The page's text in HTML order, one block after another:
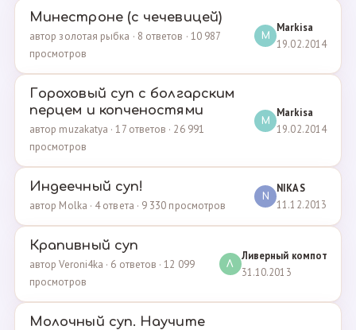
Минестроне (с чечевицей)
автор золотая рыбка · 8 ответов · 10 987
просмотров
M
Markisa
19.02.2014
Гороховый суп с болгарским
перцем и копченостями
автор muzakatya · 17 ответов · 26 991
просмотров
M
Markisa
19.02.2014
Индеечный суп!
автор Molka · 4 ответа · 9 330 просмотров
N
NIKAS
11.12.2013
Крапивный суп
автор Veroni4ka · 6 ответов · 12 099
просмотров
Л
Ливерный компот
31.10.2013
Молочный суп. Научите